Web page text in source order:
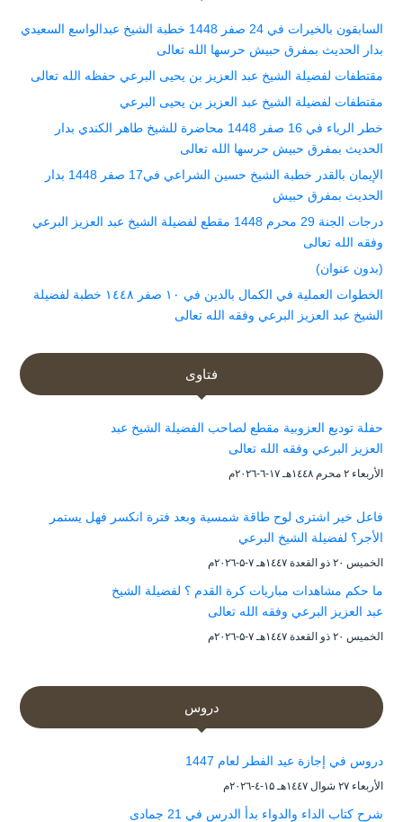
السابقون بالخيرات في 24 صفر 1448 خطبة الشيخ عبدالواسع السعيدي
بدار الحديث بمفرق حبيش حرسها الله تعالى
مقتطفات لفضيلة الشيخ عبد العزيز بن يحيى البرعي حفظه الله تعالى
مقتطفات لفضيلة الشيخ عبد العزيز بن يحيى البرعي
خطر الرياء في 16 صفر 1448 محاضرة للشيخ طاهر الكندي بدار
الحديث بمفرق حبيش حرسها الله تعالى
الإيمان بالقدر خطبة الشيخ حسين الشراعي في17 صفر 1448 بدار
الحديث بمفرق حبيش
درجات الجنة 29 محرم 1448 مقطع لفضيلة الشيخ عبد العزيز البرعي
وفقه الله تعالى
(بدون عنوان)
الخطوات العملية في الكمال بالدين في ١٠ صفر ١٤٤٨ خطبة لفضيلة
الشيخ عبد العزيز البرعي وفقه الله تعالى
فتاوى
حفلة توديع العزوبية مقطع لصاحب الفضيلة الشيخ عبد
العزيز البرعي وفقه الله تعالى
الأربعاء ۲ محرم ۱٤٤۸هـ ۱۷-٦-۲۰۲٦م
فاعل خير اشترى لوح طاقة شمسية وبعد فترة انكسر فهل يستمر
الأجر؟ لفضيلة الشيخ البرعي
الخميس ۲۰ ذو القعدة ۱٤٤۷هـ ۷-۵-۲۰۲٦م
ما حكم مشاهدات مباريات كرة القدم ؟ لفضيلة الشيخ
عبد العزيز البرعي وفقه الله تعالى
الخميس ۲۰ ذو القعدة ۱٤٤۷هـ ۷-۵-۲۰۲٦م
دروس
دروس في إجازة عيد الفطر لعام 1447
الأربعاء ۲۷ شوال ۱٤٤۷هـ ۱۵-٤-۲۰۲٦م
شرح كتاب الداء والدواء بدأ الدرس في 21 جمادى